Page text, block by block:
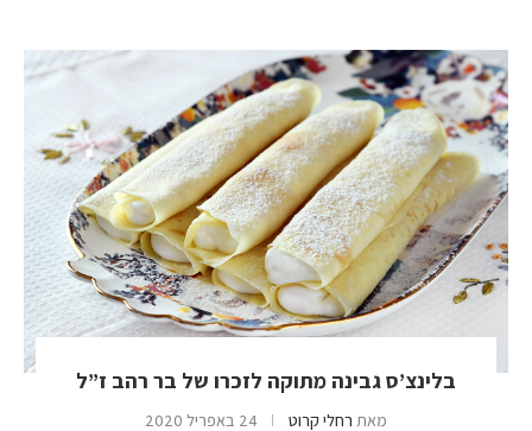
בלינצ’ס גבינה מתוקה לזכרו של בר רהב ז”ל
מאת רחלי קרוט 24 באפריל 2020